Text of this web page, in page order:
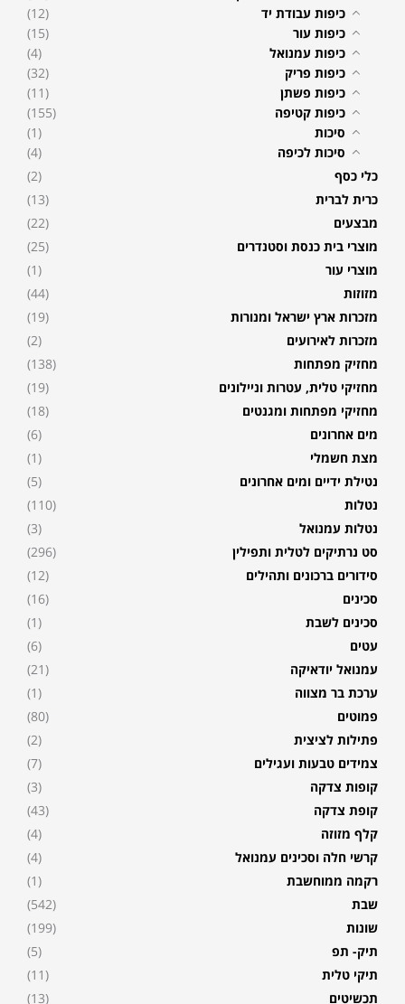
כיפות עבודת יד
(12)
כיפות עור
(15)
כיפות עמנואל
(4)
כיפות פריק
(32)
כיפות פשתן
(11)
כיפות קטיפה
(155)
סיכות
(1)
סיכות לכיפה
(4)
כלי כסף
(2)
כרית לברית
(13)
מבצעים
(22)
מוצרי בית כנסת וסטנדרים
(25)
מוצרי עור
(1)
מזוזות
(44)
מזכרות ארץ ישראל ומנורות
(19)
מזכרות לאירועים
(2)
מחזיק מפתחות
(138)
מחזיקי טלית, עטרות וניילונים
(19)
מחזיקי מפתחות ומגנטים
(18)
מים אחרונים
(6)
מצת חשמלי
(1)
נטילת ידיים ומים אחרונים
(5)
נטלות
(110)
נטלות עמנואל
(3)
סט נרתיקים לטלית ותפילין
(296)
סידורים ברכונים ותהילים
(12)
סכינים
(16)
סכינים לשבת
(1)
עטים
(6)
עמנואל יודאיקה
(21)
ערכת בר מצווה
(1)
פמוטים
(80)
פתילות לציצית
(2)
צמידים טבעות ועגילים
(7)
קופות צדקה
(3)
קופת צדקה
(43)
קלף מזוזה
(4)
קרשי חלה וסכינים עמנואל
(4)
רקמה ממוחשבת
(1)
שבת
(542)
שונות
(199)
תיק- תפ
(5)
תיקי טלית
(11)
תכשיטים
(13)